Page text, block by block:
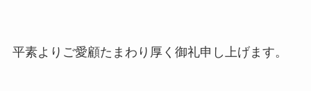
平素よりご愛顧たまわり厚く御礼申し上げます。